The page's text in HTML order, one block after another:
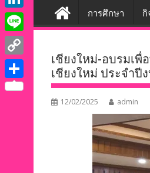
การศึกษา กิ
เชียงใหม่-อบรมเ
เชียงใหม่ ประจำปี
12/02/2025 admin
c
e
b
o
o
w
i
t
e
L
i
n
k
e
L
i
n
C
o
S